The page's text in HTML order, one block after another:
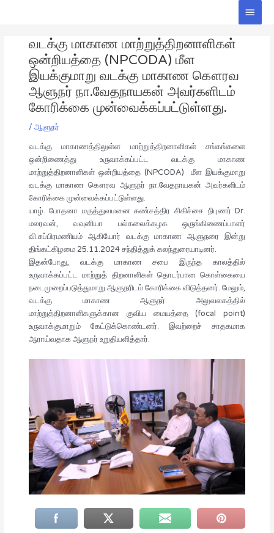
Main
வடக்கு மாகாண மாற்றுத்திறனாளிகள்
ஒன்றியத்தை (NPCODA) மீள
இயக்குமாறு வடக்கு மாகாண கௌரவ
ஆளுநர் நா.வேதநாயகன் அவர்களிடம்
கோரிக்கை முன்வைக்கப்பட்டுள்ளது.
/ ஆளுநர்
வடக்கு மாகாணத்திலுள்ள மாற்றுத்திறனாளிகள் சங்கங்களை
ஒன்றிணைத்து உருவாக்கப்பட்ட வடக்கு மாகாண
மாற்றுத்திறனாளிகள் ஒன்றியத்தை (NPCODA) மீள இயக்குமாறு
வடக்கு மாகாண கௌரவ ஆளுநர் நா.வேதநாயகன் அவர்களிடம்
கோரிக்கை முன்வைக்கப்பட்டுள்ளது.
யாழ். போதனா மருத்துவமனை கண்சத்திர சிகிச்சை நிபுணர் Dr.
மலரவன், வவுனியா பல்கலைக்கழக ஒருங்கிணைப்பாளர்
வி.சுப்பிரமணியம் ஆகியோர் வடக்கு மாகாண ஆளுநரை இன்று
திங்கட்கிழமை 25.11.2024 சந்தித்துக் கலந்துரையாடினர்.
இதன்போது, வடக்கு மாகாண சபை இருந்த காலத்தில்
உருவாக்கப்பட்ட மாற்றுத் திறனாளிகள் தொடர்பான கொள்கையை
நடைமுறைப்படுத்துமாறு ஆளுநரிடம் கோரிக்கை விடுத்தனர். மேலும்,
வடக்கு மாகாண ஆளுநர் அலுவலகத்தில்
மாற்றுத்திறனாளிகளுக்கான குவிய மையத்தை (focal point)
உருவாக்குமாறும் கேட்டுக்கொண்டனர். இவற்றைச் சாதகமாக
ஆராய்வதாக ஆளுநர் உறுதியளித்தார்.
navigation